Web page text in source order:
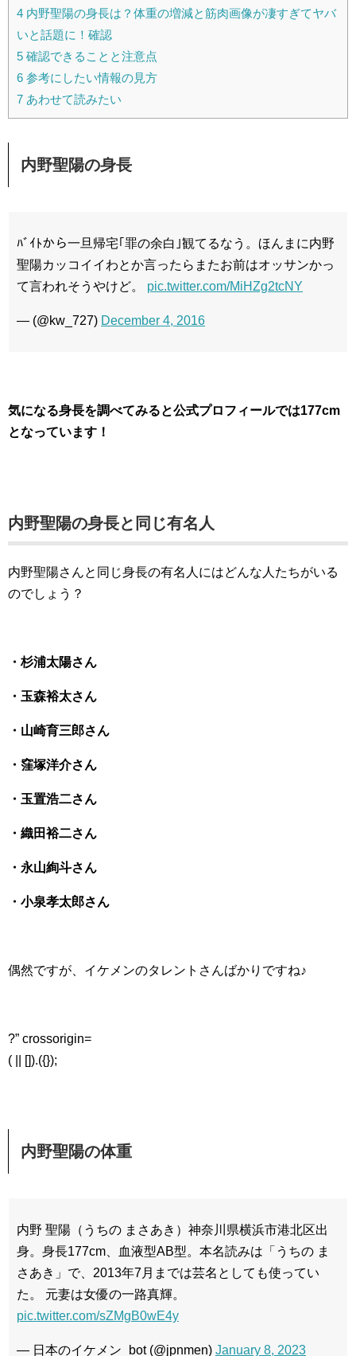
4 内野聖陽の身長は？体重の増減と筋肉画像が凄すぎてヤバ
いと話題に！確認
5 確認できることと注意点
6 参考にしたい情報の見方
7 あわせて読みたい
内野聖陽の身長
ﾊﾞｲﾄから一旦帰宅｢罪の余白｣観てるなう。ほんまに内野
聖陽カッコイイわとか言ったらまたお前はオッサンかっ
て言われそうやけど。 pic.twitter.com/MiHZg2tcNY
— (@kw_727) December 4, 2016
気になる身長を調べてみると公式プロフィールでは177cm
となっています！
内野聖陽の身長と同じ有名人
内野聖陽さんと同じ身長の有名人にはどんな人たちがいる
のでしょう？
・杉浦太陽さん
・玉森裕太さん
・山崎育三郎さん
・窪塚洋介さん
・玉置浩二さん
・織田裕二さん
・永山絢斗さん
・小泉孝太郎さん
偶然ですが、イケメンのタレントさんばかりですね♪
?” crossorigin=
( || []).({});
内野聖陽の体重
内野 聖陽（うちの まさあき）神奈川県横浜市港北区出
身。身長177cm、血液型AB型。本名読みは「うちの ま
さあき」で、2013年7月までは芸名としても使ってい
た。 元妻は女優の一路真輝。
pic.twitter.com/sZMgB0wE4y
— 日本のイケメン_bot (@jpnmen) January 8, 2023